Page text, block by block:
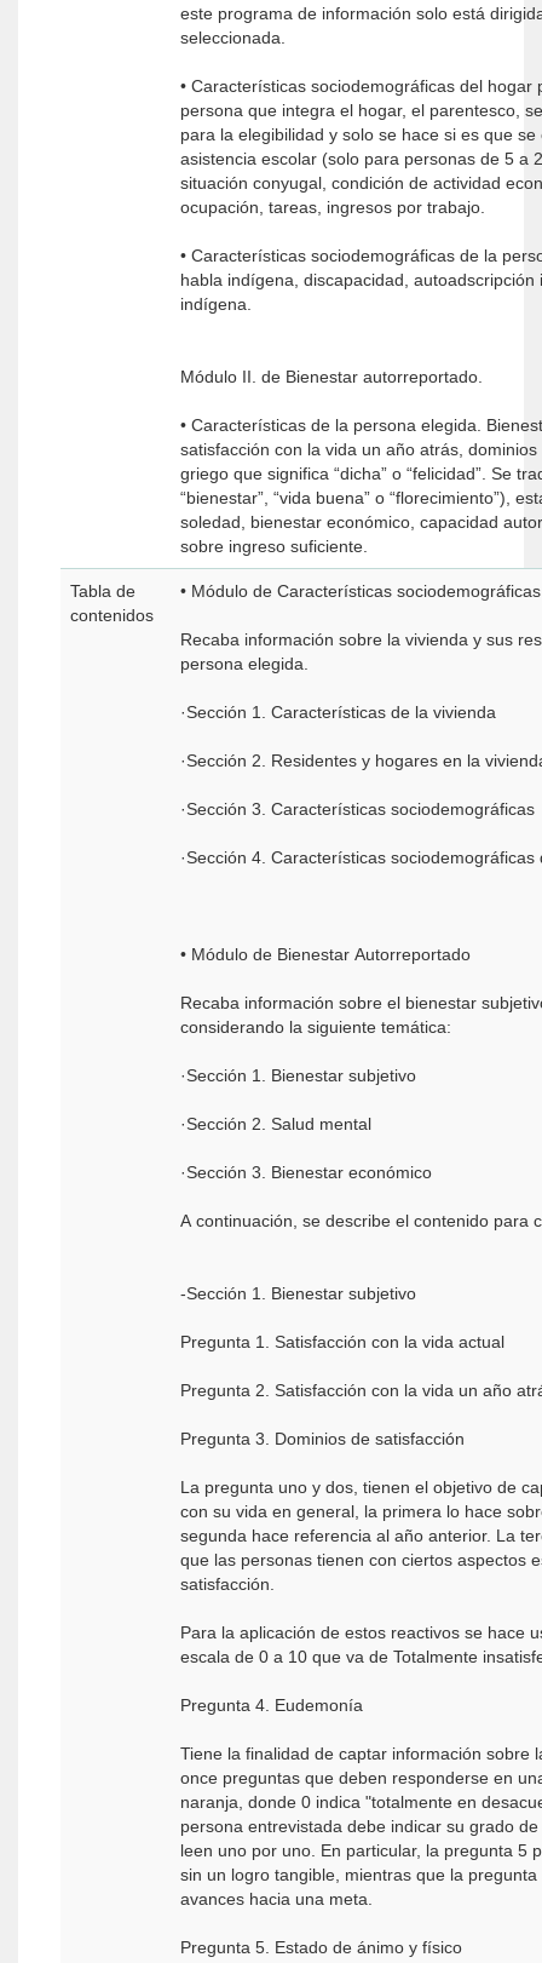
este programa de información solo está
seleccionada.
• Características sociodemográficas del
persona que integra el hogar, el parentesco,
para la elegibilidad y solo se hace si es que
asistencia escolar (solo para personas de 5 a
situación conyugal, condición de actividad
ocupación, tareas, ingresos por trabajo.
• Características sociodemográficas de la
habla indígena, discapacidad,
indígena.
Módulo II. de Bienestar autorreportado.
• Características de la persona elegida.
satisfacción con la vida un año atrás,
griego que significa “dicha” o “felicidad”. Se
“bienestar”, “vida buena” o “florecimiento”),
soledad, bienestar económico, capacidad
sobre ingreso suficiente.
Tabla de
contenidos
• Módulo de Características sociodemográficas
Recaba información sobre la vivienda y sus
persona elegida.
·Sección 1. Características de la vivienda
·Sección 2. Residentes y hogares en la
·Sección 3. Características sociodemográficas
·Sección 4. Características
• Módulo de Bienestar Autorreportado
Recaba información sobre el bienestar
considerando la siguiente temática:
·Sección 1. Bienestar subjetivo
·Sección 2. Salud mental
·Sección 3. Bienestar económico
A continuación, se describe el contenido para
-Sección 1. Bienestar subjetivo
Pregunta 1. Satisfacción con la vida actual
Pregunta 2. Satisfacción con la vida un año
Pregunta 3. Dominios de satisfacción
La pregunta uno y dos, tienen el objetivo de
con su vida en general, la primera lo hace
segunda hace referencia al año anterior. La
que las personas tienen con ciertos aspectos
satisfacción.
Para la aplicación de estos reactivos se hace
escala de 0 a 10 que va de Totalmente
Pregunta 4. Eudemonía
Tiene la finalidad de captar información sobre
once preguntas que deben responderse en
naranja, donde 0 indica "totalmente en
persona entrevistada debe indicar su grado
leen uno por uno. En particular, la pregunta 5
sin un logro tangible, mientras que la
avances hacia una meta.
Pregunta 5. Estado de ánimo y físico